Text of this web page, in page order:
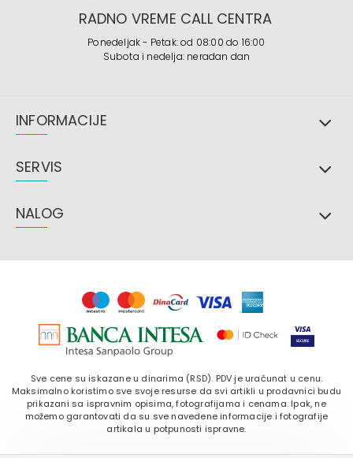
RADNO VREME CALL CENTRA
Ponedeljak - Petak: od 08:00 do 16:00
Subota i nedelja: neradan dan
INFORMACIJE
SERVIS
NALOG
Sve cene su iskazane u dinarima (RSD). PDV je uračunat u cenu.
Maksimalno koristimo sve svoje resurse da svi artikli u prodavnici budu
prikazani sa ispravnim opisima, fotografijama i cenama. Ipak, ne
možemo garantovati da su sve navedene informacije i fotografije
artikala u potpunosti ispravne.